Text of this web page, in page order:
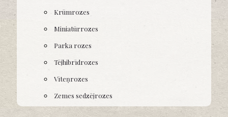
Krūmrozes
Miniatūrrozes
Parka rozes
Tējhibrīdrozes
Vīteņrozes
Zemes sedzējrozes